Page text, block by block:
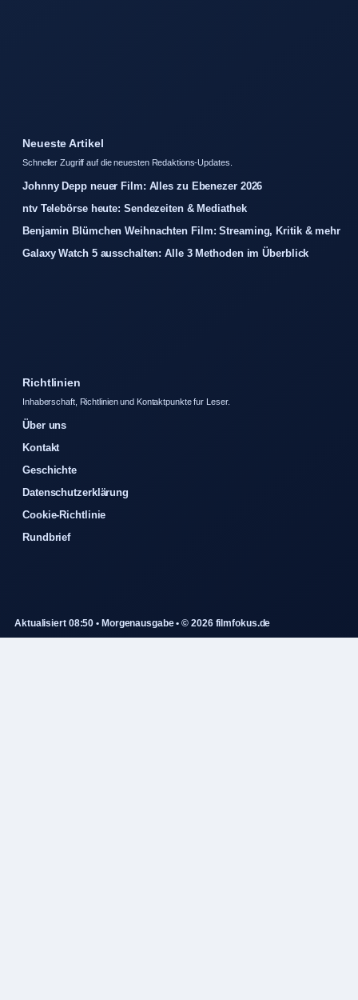
Neueste Artikel
Schneller Zugriff auf die neuesten Redaktions-Updates.
Johnny Depp neuer Film: Alles zu Ebenezer 2026
ntv Telebörse heute: Sendezeiten & Mediathek
Benjamin Blümchen Weihnachten Film: Streaming, Kritik & mehr
Galaxy Watch 5 ausschalten: Alle 3 Methoden im Überblick
Richtlinien
Inhaberschaft, Richtlinien und Kontaktpunkte fur Leser.
Über uns
Kontakt
Geschichte
Datenschutzerklärung
Cookie-Richtlinie
Rundbrief
Aktualisiert 08:50 • Morgenausgabe • © 2026 filmfokus.de